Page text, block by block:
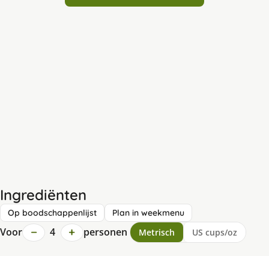
Ingrediënten
Op boodschappenlijst Plan in weekmenu
Voor − 4 + personen Metrisch US cups/oz